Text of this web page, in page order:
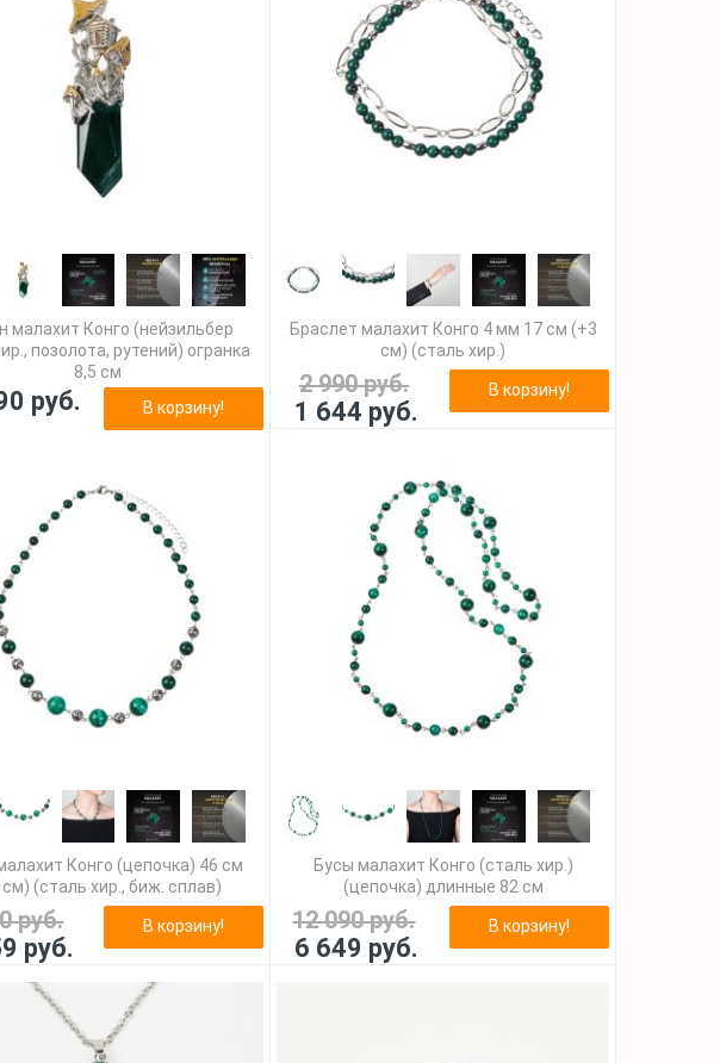
малахит Конго (нейзильбер
позолота, рутений) огранка
8,5 см
руб. В корзину!
Браслет малахит Конго 4 мм 17 см (+3
см) (сталь хир.)
2 990 руб.
1 644 руб.
В корзину!
Конго (цепочка) 46 см
(сталь хир., биж. сплав)
руб.
руб.
В корзину!
Бусы малахит Конго (сталь хир.)
(цепочка) длинные 82 см
12 090 руб.
6 649 руб.
В корзину!